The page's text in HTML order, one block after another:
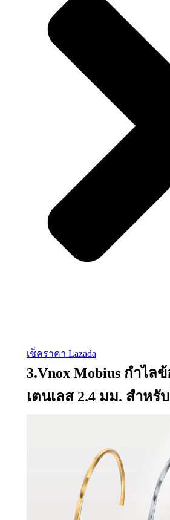
เช็คราคา Lazada
3.Vnox Mobius กําไล
เตนเลส 2.4 มม. สําหรั